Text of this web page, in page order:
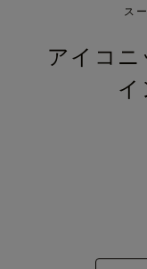
ス
アイコ
イ